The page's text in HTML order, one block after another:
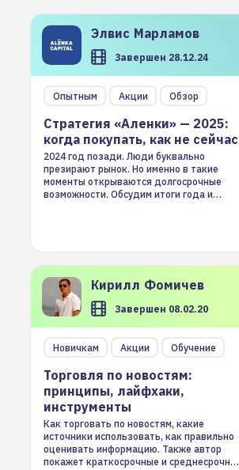
Элвис Марламов
Завершен 28.12.24
Опытным Акции Обзор
Стратегия «Аленки» — 2025:
когда покупать, как не сейчас
2024 год позади. Люди буквально
презирают рынок. Но именно в такие
моменты открываются долгосрочные
возможности. Обсудим итоги года и
Кирилл Фомичев
Завершен 08.02.20
Новичкам Акции Обучение
Торговля по новостям:
принципы, лайфхаки,
инструменты
Как торговать по новостям, какие
источники использовать, как правильно
оценивать информацию. Также автор
покажет краткосрочные и среднесрочные